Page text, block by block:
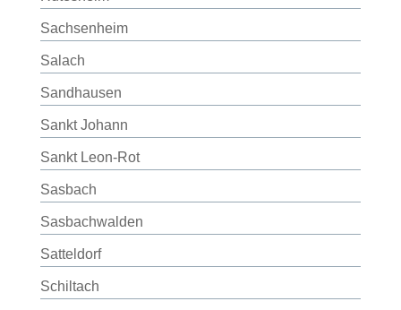
Sachsenheim
Salach
Sandhausen
Sankt Johann
Sankt Leon-Rot
Sasbach
Sasbachwalden
Satteldorf
Schiltach